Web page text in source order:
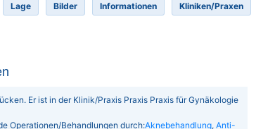
Lage Bilder Informationen Kliniken/Praxen
Er ist in der Klinik/Praxis Praxis Praxis für Gynäkologie
Operationen/Behandlungen durch:Aknebehandlung, Anti-